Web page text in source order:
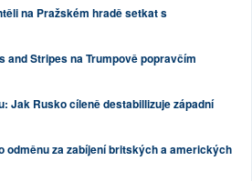
na Pražském hradě setkat s
and Stripes na Trumpově popravčím
Jak Rusko cíleně destabillizuje západní
odměnu za zabíjení britských a amerických